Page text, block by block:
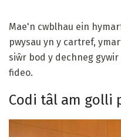
Mae'n cwblhau ein
pwysau yn y cartref,
siŵr bod y dechneg
fideo.
Codi tâl am golli